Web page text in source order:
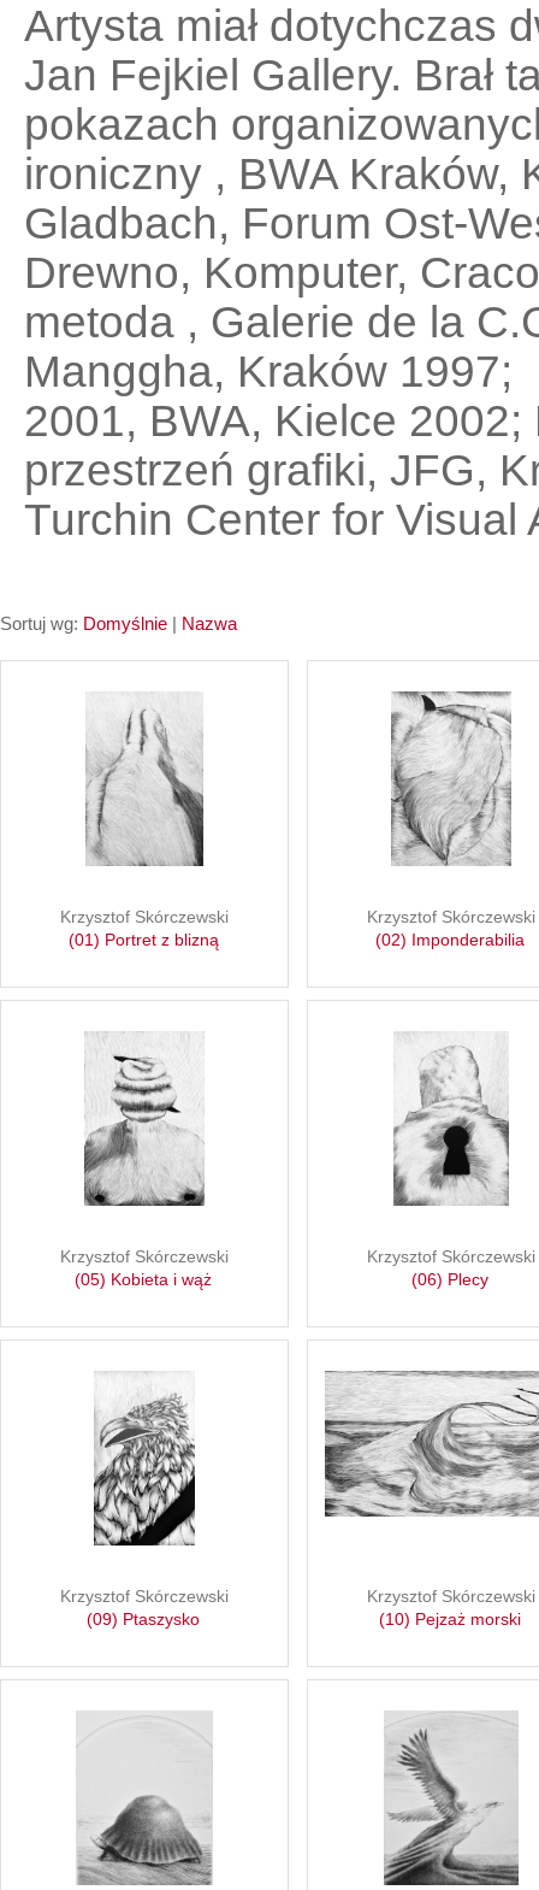
Artysta miał dotychczas
Jan Fejkiel Gallery. Brał
pokazach
ironiczny , BWA Kraków,
Gladbach, Forum Ost-
Drewno, Komputer,
metoda , Galerie de la
Manggha, Kraków
2001, BWA, Kielce
przestrzeń grafiki, JFG,
Turchin Center for Visual
Sortuj wg: Domyślnie | Nazwa
Krzysztof Skórczewski
(01) Portret z blizną
Krzysztof Skórczewski
(02) Imponderabilia
Krzysztof Skórczewski
(05) Kobieta i wąż
Krzysztof Skórczewski
(06) Plecy
Krzysztof Skórczewski
(09) Ptaszysko
Krzysztof Skórczewski
(10) Pejzaż morski